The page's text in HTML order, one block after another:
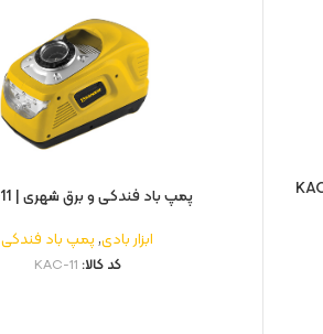
پمپ باد فندکی و برق شهری | KAC-11
ابزار بادی,پمپ باد فندکی
کد کالا: KAC-11